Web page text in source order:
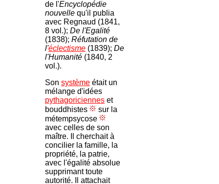
de l'Encyclopédie
nouvelle qu'il publia
avec Regnaud (1841,
8 vol.); De l'Egalité
(1838); Réfutation de
l'éclectisme (1839); De
l'Humanité (1840, 2
vol.).
Son système était un
mélange d'idées
pythagoriciennes et
bouddhistes
sur la
métempsycose
avec celles de son
maître. Il cherchait à
concilier la famille, la
propriété, la patrie,
avec l'égalité absolue
supprimant toute
autorité. Il attachait